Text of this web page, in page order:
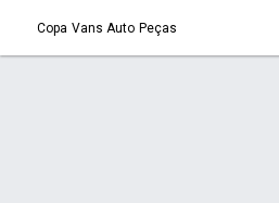
Copa Vans Auto Peças